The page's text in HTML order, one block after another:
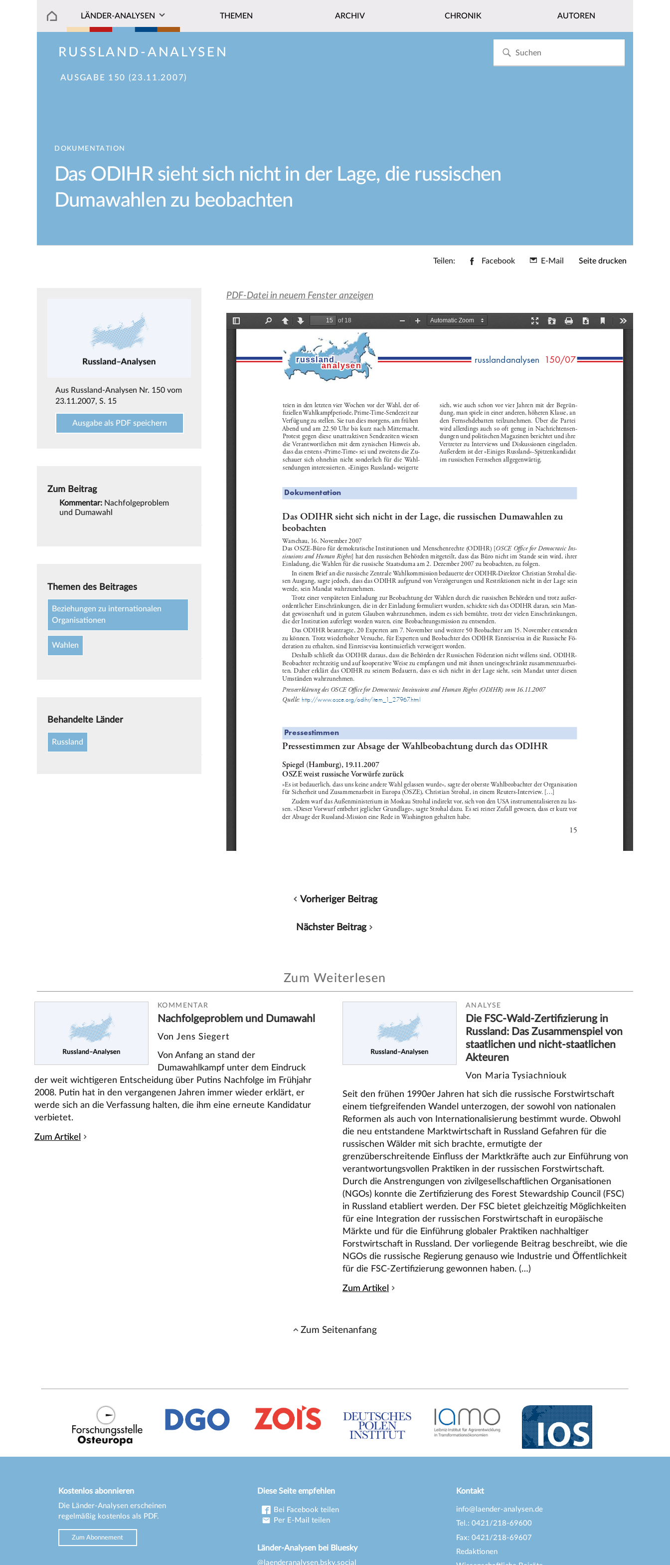
LÄNDER-ANALYSEN THEMEN ARCHIV CHRONIK AUTOREN
RUSSLAND-ANALYSEN
AUSGABE 150 (23.11.2007)
DOKUMENTATION
Das ODIHR sieht sich nicht in der Lage, die russischen
Dumawahlen zu beobachten
Teilen: Facebook E-Mail Seite drucken
Aus Russland-Analysen Nr. 150 vom
23.11.2007, S. 15
Ausgabe als PDF speichern
Zum Beitrag
Kommentar: Nachfolgeproblem
und Dumawahl
Themen des Beitrages
Beziehungen zu internationalen
Organisationen
Wahlen
Behandelte Länder
Russland
PDF-Datei in neuem Fenster anzeigen
Vorheriger Beitrag
Nächster Beitrag
Zum Weiterlesen
KOMMENTAR
Nachfolgeproblem und Dumawahl
Von Jens Siegert
Von Anfang an stand der
Dumawahlkampf unter dem Eindruck
der weit wichtigeren Entscheidung über Putins Nachfolge im Frühjahr
2008. Putin hat in den vergangenen Jahren immer wieder erklärt, er
werde sich an die Verfassung halten, die ihm eine erneute Kandidatur
verbietet.
Zum Artikel
ANALYSE
Die FSC-Wald-Zertifizierung in
Russland: Das Zusammenspiel von
staatlichen und nicht-staatlichen
Akteuren
Von Maria Tysiachniouk
Seit den frühen 1990er Jahren hat sich die russische Forstwirtschaft
einem tiefgreifenden Wandel unterzogen, der sowohl von nationalen
Reformen als auch von Internationalisierung bestimmt wurde. Obwohl
die neu entstandene Marktwirtschaft in Russland Gefahren für die
russischen Wälder mit sich brachte, ermutigte der
grenzüberschreitende Einfluss der Marktkräfte auch zur Einführung von
verantwortungsvollen Praktiken in der russischen Forstwirtschaft.
Durch die Anstrengungen von zivilgesellschaftlichen Organisationen
(NGOs) konnte die Zertifizierung des Forest Stewardship Council (FSC)
in Russland etabliert werden. Der FSC bietet gleichzeitig Möglichkeiten
für eine Integration der russischen Forstwirtschaft in europäische
Märkte und für die Einführung globaler Praktiken nachhaltiger
Forstwirtschaft in Russland. Der vorliegende Beitrag beschreibt, wie die
NGOs die russische Regierung genauso wie Industrie und Öffentlichkeit
für die FSC-Zertifizierung gewonnen haben. (…)
Zum Artikel
Zum Seitenanfang
Kostenlos abonnieren
Die Länder-Analysen erscheinen
regelmäßig kostenlos als PDF.
Zum Abonnement
Diese Seite empfehlen
Bei Facebook teilen
Per E-Mail teilen
Länder-Analysen bei Bluesky
@laenderanalysen.bsky.social
Kontakt
info@laender-analysen.de
Tel.: 0421/218-69600
Fax: 0421/218-69607
Redaktionen